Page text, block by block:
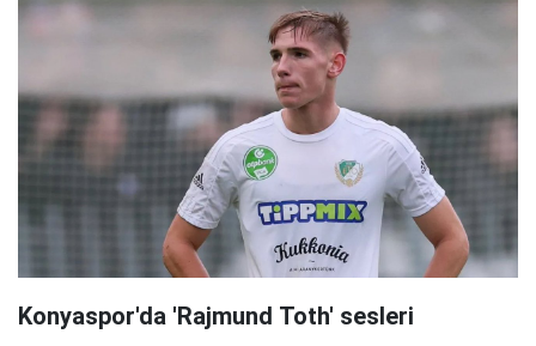
Konyaspor'da 'Rajmund Toth' sesleri